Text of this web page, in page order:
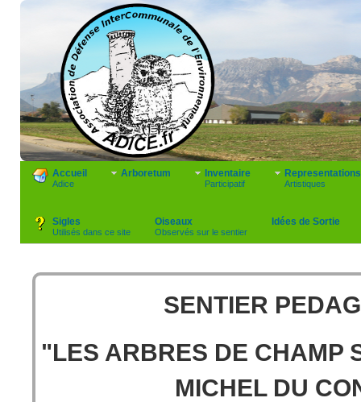
Accueil
Adice
Arboretum Inventaire
Participatif
Representations
Artistiques
Sigles
Utilisés dans ce site
Oiseaux
Observés sur le sentier
Idées de Sortie
SENTIER
"LES ARBRES DE CHAMP
MICHEL DU